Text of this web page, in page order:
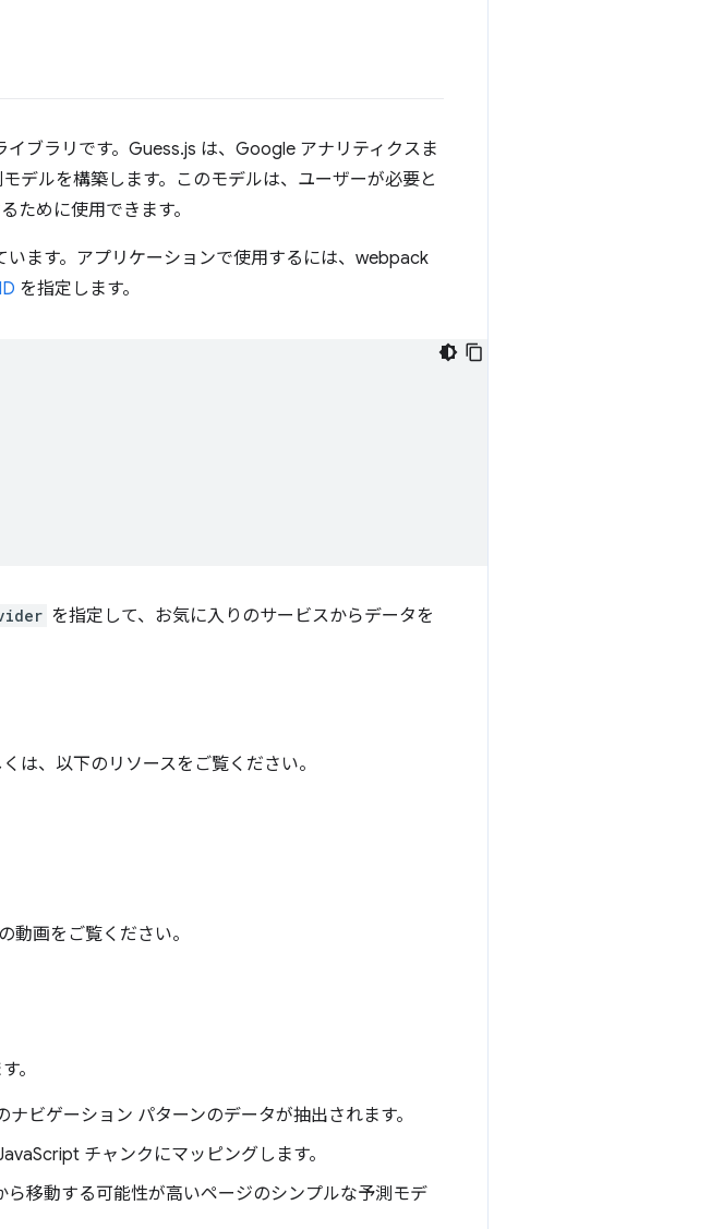
ブラリです。Guess.js は、Google アナリティクスま
デルを構築します。このモデルは、ユーザーが必要と
ために使用できます。
います。アプリケーションで使用するには、webpack
を指定します。
を指定して、お気に入りのサービスからデータを
は、以下のリソースをご覧ください。
画をご覧ください。
。
ビゲーション パターンのデータが抽出されます。
チャンクにマッピングします。
移動する可能性が高いページのシンプルな予測モデ